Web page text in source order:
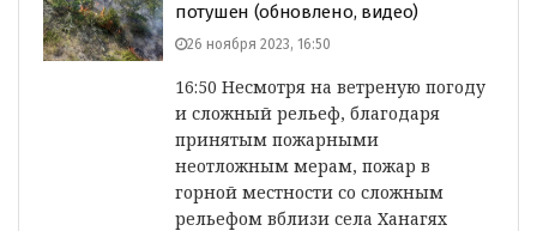
потушен (обновлено, видео)
26 ноября 2023, 16:50
16:50 Несмотря на ветреную погоду
и сложный рельеф, благодаря
принятым пожарными
неотложным мерам, пожар в
горной местности со сложным
рельефом вблизи села Ханагях